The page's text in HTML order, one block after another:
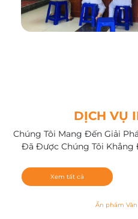
DỊCH VỤ
Chúng Tôi Mang Đến Giải
Đã Được Chúng Tôi Khẳng
Xem tất cả
Ấn phẩm